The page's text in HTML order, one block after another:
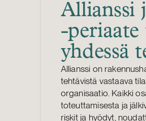
Allianssi
-
yhdessä
Allianssi on
tehtävistä vastaava
organisaatio. Kaikki
toteuttamisesta ja
riskit ja hyödyt,